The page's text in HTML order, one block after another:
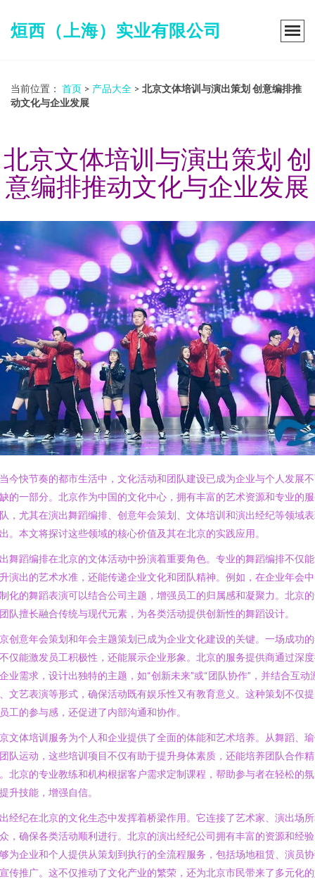
烜西（上海）实业有限公司
当前位置： 首页 > 产品大全 > 北京文体培训与演出策划 创意编排推
动文化与企业发展
北京文体培训与演出策划 创
意编排推动文化与企业发展
今快节奏的都市生活中，文化活动和团队建设已成为企业与个人发展
的一部分。北京作为中国的文化中心，拥有丰富的艺术资源和专业的
，尤其在演出舞蹈编排、创意年会策划、文体培训和演出经纪等领域
。本文将探讨这些领域的核心价值及其在北京的实践应用。
舞蹈编排在北京的文体活动中扮演着重要角色。专业的舞蹈编排不仅
演出的艺术水准，还能传递企业文化和团队精神。例如，在企业年会
化的舞蹈表演可以结合公司主题，增强员工的归属感和凝聚力。北京
队擅长融合传统与现代元素，为各类活动提供创新性的舞蹈设计。
创意年会策划和年会主题策划已成为企业文化建设的关键。一场成功
仅能激发员工积极性，还能展示企业形象。北京的服务提供商通过深
业需求，设计出独特的主题，如“创新未来”或“团队协作”，并结合互动
文艺表演等形式，确保活动既有娱乐性又有教育意义。这种策划不仅
工的参与感，还促进了内部沟通和协作。
文体培训服务为个人和企业提供了全面的体能和艺术培养。从舞蹈、
队运动，这些培训项目不仅有助于提升身体素质，还能培养团队合作精
北京的专业教练和机构根据客户需求定制课程，帮助参与者在轻松的
升技能，增强自信。
经纪在北京的文化生态中发挥着桥梁作用。它连接了艺术家、演出场
，确保各类活动顺利进行。北京的演出经纪公司拥有丰富的资源和经
为企业和个人提供从策划到执行的全流程服务，包括场地租赁、演员
传推广。这不仅推动了文化产业的繁荣，还为北京市民带来了多元化